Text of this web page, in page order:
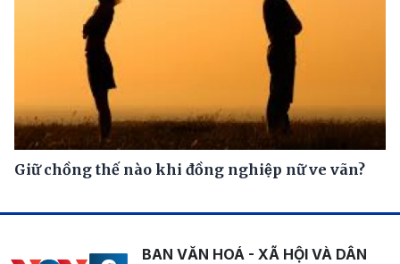
Giữ chồng thế nào khi đồng nghiệp nữ ve vãn?
BAN VĂN HOÁ - XÃ HỘI VÀ DÂN